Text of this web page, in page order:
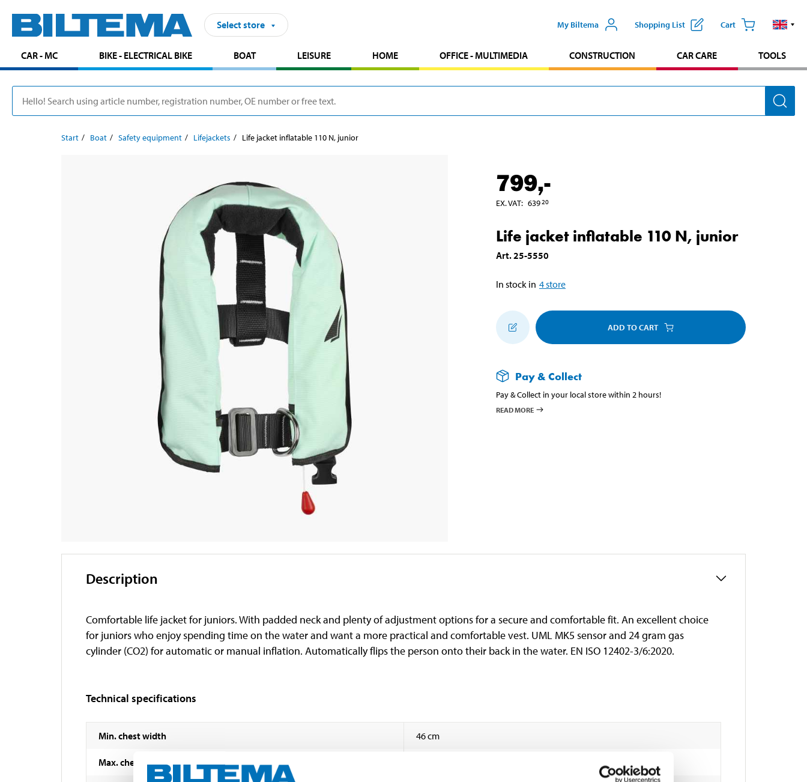
Select store My Biltema Shopping List Cart
CAR - MC BIKE - ELECTRICAL BIKE BOAT LEISURE HOME OFFICE - MULTIMEDIA CONSTRUCTION CAR CARE TOOLS
Start Boat Safety equipment Lifejackets Life jacket inflatable 110 N, junior
799,-
EX. VAT: 63920
Life jacket inflatable 110 N, junior
Art.25-5550
In stock in 4store
ADD TO CART
Pay & Collect
Pay & Collect in your local store within 2 hours!
READ MORE
Description
Comfortable life jacket for juniors. With padded neck and plenty of adjustment options for a secure and comfortable fit. An excellent choice
for juniors who enjoy spending time on the water and want a more practical and comfortable vest. UML MK5 sensor and 24 gram gas
cylinder (CO2) for automatic or manual inflation. Automatically flips the person onto their back in the water. EN ISO 12402-3/6:2020.
Technical specifications
Min. chest width 46 cm
Max. chest width